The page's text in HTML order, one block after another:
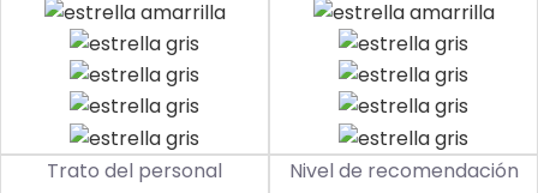
Trato del personal Nivel de recomendación